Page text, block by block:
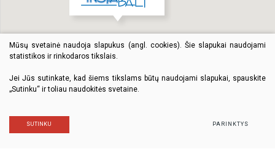
Mūsų svetainė naudoja slapukus (angl. cookies). Šie slapukai naudojami
statistikos ir rinkodaros tikslais.
Jei Jūs sutinkate, kad šiems tikslams būtų naudojami slapukai, spauskite
„Sutinku“ ir toliau naudokitės svetaine.
SUTINKU PARINKTYS